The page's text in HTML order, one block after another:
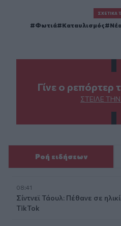
ΣΧΕΤΙΚΆ
Φωτιά Καταυλισμός
Γίνε ο ρεπόρτερ
ΣΤΕΊΛΕ
Ροή ειδήσεων
08:41
Σίντνεϊ Τάουλ: Πέθανε σε
TikTok